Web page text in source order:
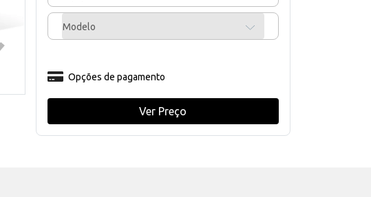
Modelo
Opções de pagamento
Ver Preço